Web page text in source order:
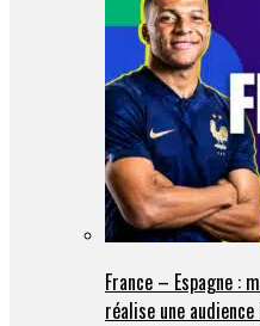
France – Espagne :
réalise une